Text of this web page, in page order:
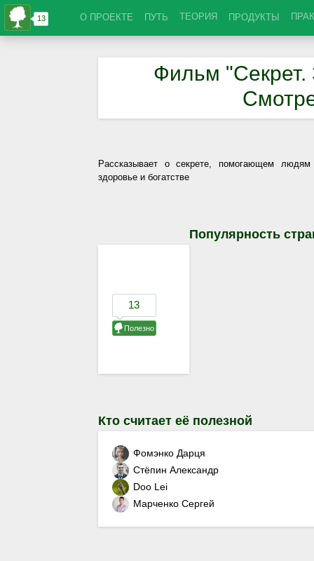
О ПРОЕКТЕ ПУТЬ ТЕОРИЯ ПРОДУКТЫ
Фильм "Секрет.
Рассказывает о секрете, помогающем людям
здоровье и богатстве
Популярность
Кто считает её полезной
Фомэнко Дарця
Стёпин Александр
Doo Lei
Марченко Сергей